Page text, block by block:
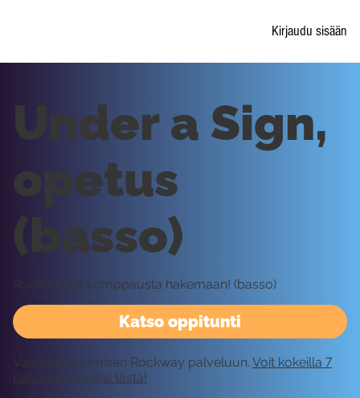
Kirjaudu sisään
Katso oppitunti
Under a Sign,
opetus
(basso)
Rock/blues komppausta hakemaan! (basso)
Vaatii kirjautumisen Rockway palveluun. Voit kokeilla 7
päivää ilmaiseksi tästä!